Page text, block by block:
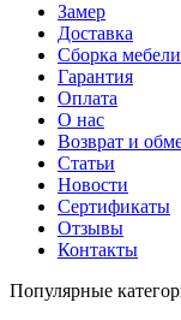
Замер
Доставка
Сборка мебели
Гарантия
Оплата
О нас
Возврат и
Статьи
Новости
Сертификаты
Отзывы
Контакты
Популярные